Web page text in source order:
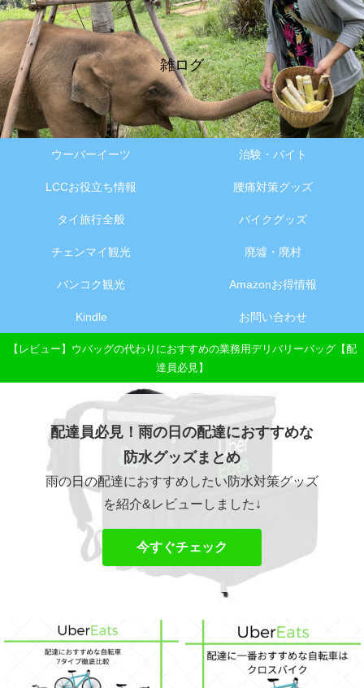
雑ログ
ウーバーイーツ 治験・バイト
LCCお役立ち情報 腰痛対策グッズ
タイ旅行全般 バイクグッズ
チェンマイ観光 廃墟・廃村
バンコク観光 Amazonお得情報
Kindle お問い合わせ
【レビュー】ウバッグの代わりにおすすめの業務用デリバリーバッグ【配
達員必見】
配達員必見！雨の日の配達におすすめな
防水グッズまとめ
雨の日の配達におすすめしたい防水対策グッズ
を紹介&レビューしました↓
今すぐチェック